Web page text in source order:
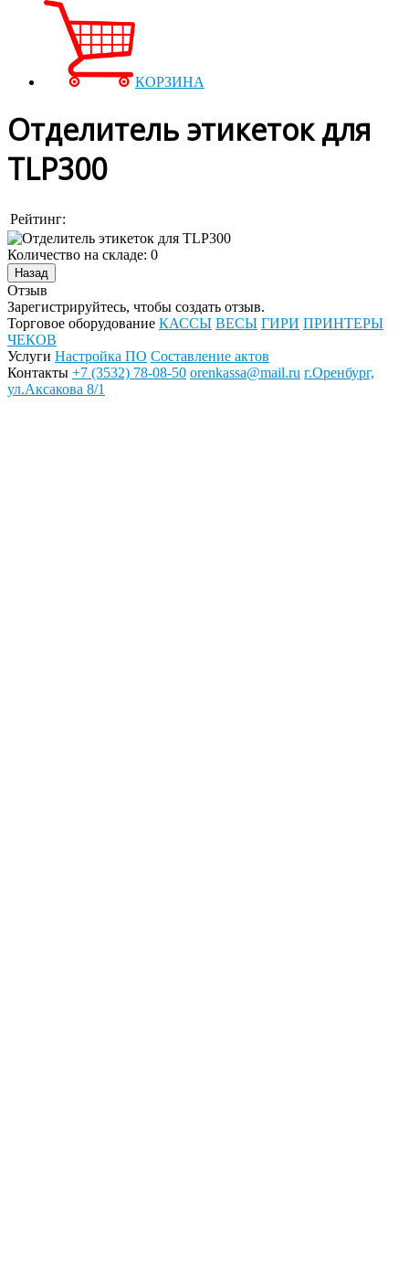
КОРЗИНА
Отделитель этикеток для
TLP300
Рейтинг:
Количество на складе: 0
Отзыв
Зарегистрируйтесь, чтобы создать отзыв.
Торговое оборудование КАССЫ ВЕСЫ ГИРИ ПРИНТЕРЫ
ЧЕКОВ
Услуги Настройка ПО Составление актов
Контакты +7 (3532) 78-08-50 orenkassa@mail.ru г.Оренбург,
ул.Аксакова 8/1